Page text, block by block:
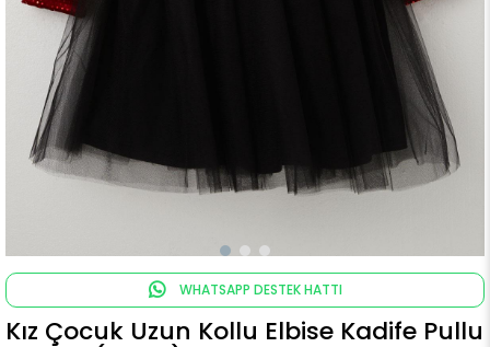
WHATSAPP DESTEK HATTI
Kız Çocuk Uzun Kollu Elbise Kadife Pullu